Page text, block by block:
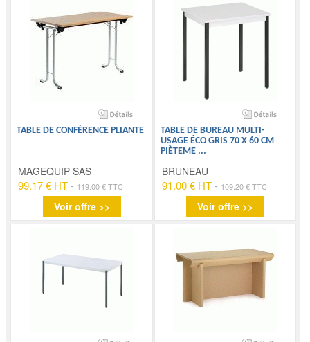
TABLE DE CONFÉRENCE PLIANTE
MAGEQUIP SAS
99.17 € HT - 119.00 € TTC
Voir offre >>
TABLE DE BUREAU MULTI-
USAGE ÉCO GRIS 70 X 60 CM
PIÈTEME ...
BRUNEAU
91.00 € HT- 109.20 € TTC
Voir offre >>